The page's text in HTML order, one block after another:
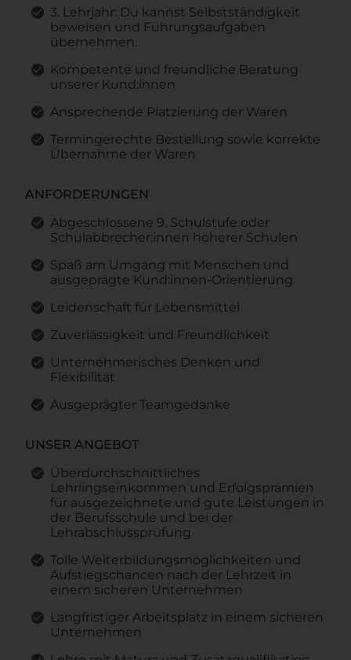
3. Lehrjahr: Du kannst Selbstständigkeit
beweisen und Führungsaufgaben
übernehmen.
Kompetente und freundliche Beratung
unserer Kund:innen
Ansprechende Platzierung der Waren
Termingerechte Bestellung sowie korrekte
Übernahme der Waren
ANFORDERUNGEN
Abgeschlossene 9. Schulstufe oder
Schulabbrecher:innen höherer Schulen
Spaß am Umgang mit Menschen und
ausgeprägte Kund:innen-Orientierung
Leidenschaft für Lebensmittel
Zuverlässigkeit und Freundlichkeit
Unternehmerisches Denken und
Flexibilität
Ausgeprägter Teamgedanke
UNSER ANGEBOT
Überdurchschnittliches
Lehrlingseinkommen und Erfolgsprämien
für ausgezeichnete und gute Leistungen in
der Berufsschule und bei der
Lehrabschlussprüfung
Tolle Weiterbildungsmöglichkeiten und
Aufstiegschancen nach der Lehrzeit in
einem sicheren Unternehmen
Langfristiger Arbeitsplatz in einem sicheren
Unternehmen